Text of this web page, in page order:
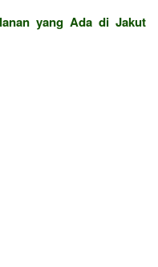
yang Ada di Jakut